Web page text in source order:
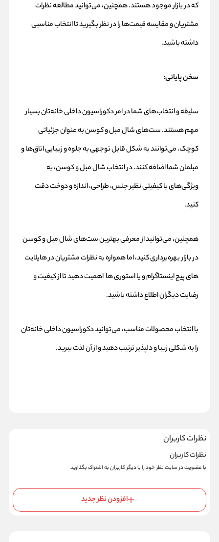
که در بازار موجود هستند. همچنین، می‌توانید مطالعه نظرات
مشتریان و مقایسه قیمت‌ها را در نظر بگیرید تا انتخاب مناسبی
داشته باشید.
سخن پایانی:
سلیقه و انتخاب‌های شما در امر دکوراسیون داخلی خانه‌تان بسیار
مهم هستند. ست‌های شال مبل و کوسن به عنوان جزئیاتی
کوچک، می‌توانند به شکل قابل توجهی به جلوه و زیبایی اتاق‌ها و
مبلمان شما اضافه کنند. در انتخاب شال مبل و کوسن، به
ویژگی‌های با کیفیتی نظیر جنس، طراحی، اندازه و دوخت دقت
کنید.
همچنین، می‌توانید از معرفی بهترین ست‌های شال مبل و کوسن
در بازار بهره‌برداری کنید، اما همواره به نظرات مشتریان در هایلایت
های پیج اینستاگرام و یا استوری ها اهمیت دهید تا از کیفیت و
رضایت دیگران اطلاع داشته باشید.
با انتخاب محصولات مناسب، می‌توانید دکوراسیون داخلی خانه‌تان
را به شکلی زیبا و دلپذیر ترتیب دهید و از آن لذت ببرید.
نظرات کاربران
نظرات کاربران
با عضویت در سایت نظر خود را با دیگر کاربران به اشتراک بگذارید
افزودن نظر جدید